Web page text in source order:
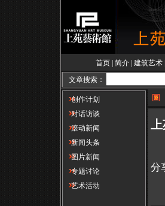
首页 简介 建筑艺术
文章搜索：
创作计划
对话访谈
滚动新闻
新闻头条
图片新闻
专题讨论
艺术活动
上
分